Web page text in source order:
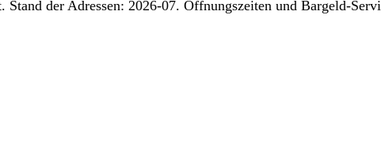
Stand der Adressen: 2026-07. Öffnungszeiten und Bargeld-